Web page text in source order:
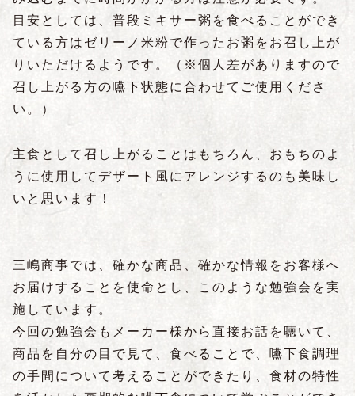
目安としては、普段ミキサー粥を食べることができ
ている方はゼリーノ米粉で作ったお粥をお召し上が
りいただけるようです。
（※個人差がありますので
召し上がる方の嚥下状態に合わせてご使用くださ
い。）
主食として召し上がることはもちろん、おもちのよ
うに使用してデザート風にアレンジするのも美味し
いと思います！
三嶋商事では、確かな商品、確かな情報をお客様へ
お届けすることを使命とし、このような勉強会を実
施しています。
今回の勉強会もメーカー様から直接お話を聴いて、
商品を自分の目で見て、食べることで、嚥下食調理
の手間について考えることができたり、食材の特性